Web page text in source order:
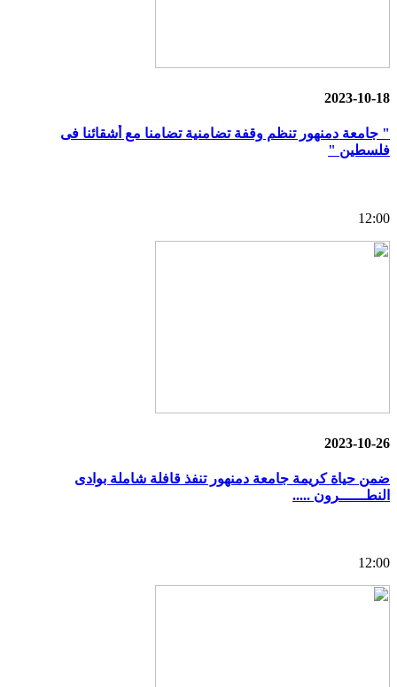
2023-10-18
" جامعة دمنهور تنظم وقفة تضامنية تضامنا مع أشقائنا فى
فلسطين "
12:00
2023-10-26
ضمن حياة كريمة جامعة دمنهور تنفذ قافلة شاملة بوادى
النطــــــرون .....
12:00